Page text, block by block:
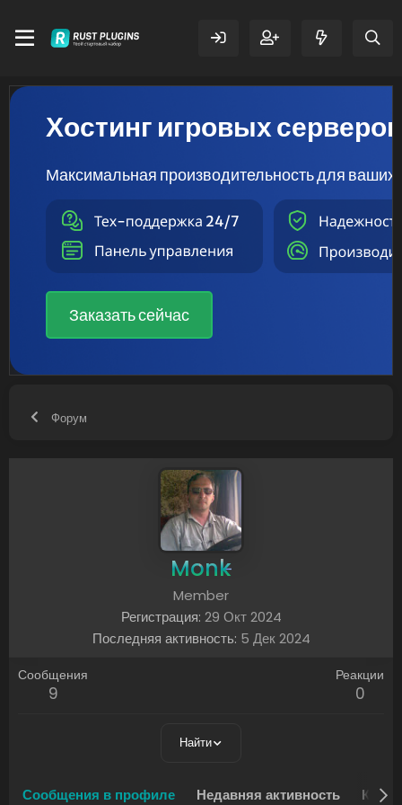
Хостинг игровых серверов
Максимальная производительность для ваших
Заказать сейчас
Форум
Monk
Member
Регистрация 29 Окт 2024
Последняя активность 5 Дек 2024
Сообщения
9
Реакции
0
Найти
Сообщения в профиле Недавняя активность